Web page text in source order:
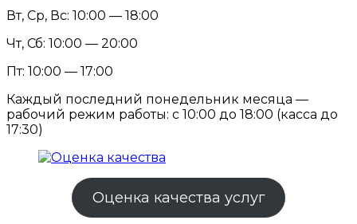
Вт, Ср, Вс: 10:00 — 18:00
Чт, Сб: 10:00 — 20:00
Пт: 10:00 — 17:00
Каждый последний понедельник месяца —
рабочий режим работы: с 10:00 до 18:00 (касса до
17:30)
Оценка качества услуг